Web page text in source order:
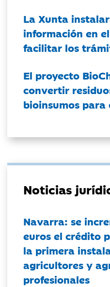
La Xunta
información en
facilitar los
El proyecto
convertir
bioinsumos
Noticias
Navarra: se
euros el crédito
la primera
agricultores y
profesionales